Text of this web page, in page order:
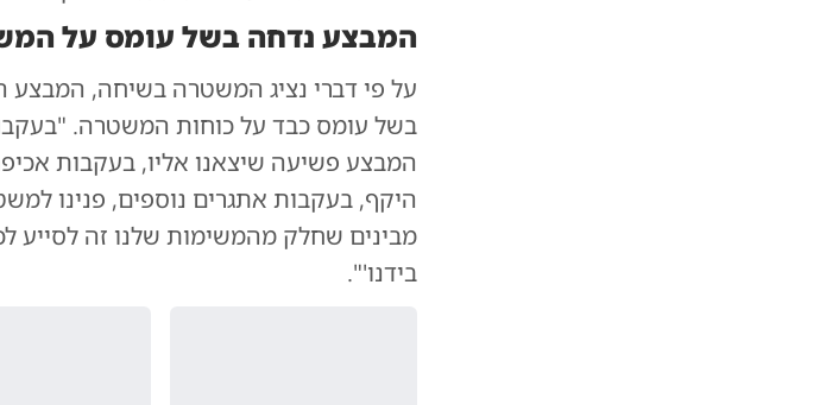
המבצע נדחה בשל עומס על
על פי דברי נציג המשטרה בשיחה,
בשל עומס כבד על כוחות המשטרה.
המבצע פשיעה שיצאנו אליו, בעקבות
היקף, בעקבות אתגרים נוספים, פנינו
מבינים שחלק מהמשימות שלנו זה לסייע
בידנו'".